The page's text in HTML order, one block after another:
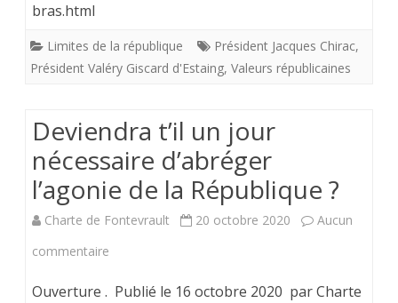
fondus
de
Celà
tombe
bien
anciens
bras.html
Limites de la république Président Jacques Chirac,
Président Valéry Giscard d'Estaing, Valeurs républicaines
Deviendra t’il un jour
nécessaire d’abréger
l’agonie de la République ?
Charte de Fontevrault 20 octobre 2020
Aucun
commentaire
Ouverture . Publié le 16 octobre 2020 par Charte